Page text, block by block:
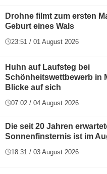
Drohne filmt zum ersten
Geburt eines Wals
23:51 / 01 August 2026
Huhn auf Laufsteg bei
Schönheitswettbewerb in
Blicke auf sich
07:02 / 04 August 2026
Die seit 20 Jahren
Sonnenfinsternis ist im
18:31 / 03 August 2026